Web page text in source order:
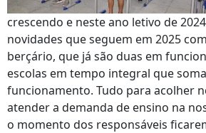
crescendo e neste ano letivo de
novidades que seguem em 2025
berçário, que já são duas em
escolas em tempo integral que
funcionamento. Tudo para acolher
atender a demanda de ensino na
o momento dos responsáveis